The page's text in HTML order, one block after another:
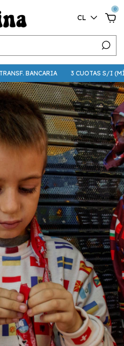
CL
0
BANCARIA 3 CUOTAS S/I (MÍN.